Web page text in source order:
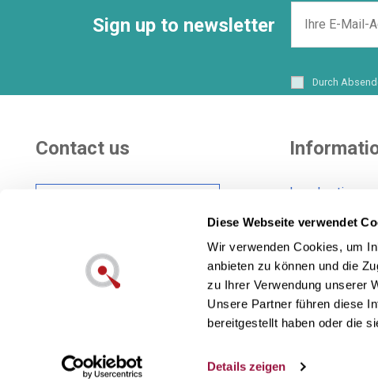
Diese Webseite verwendet
Wir verwenden Cookies, um
anbieten zu können und die
zu Ihrer Verwendung unserer
Unsere Partner führen diese
bereitgestellt haben oder die
Details zeigen
Sign up to newsletter
Durch
Contact us
Also in social networks:
Legal notice
Shipping
Cookies policy
Privacy policy
Lecuine™ ist eine eingetragene Marke von